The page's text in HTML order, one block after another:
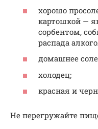
хорошо
картошкой —
сорбентом,
распада
домашнее
холодец;
красная и
Не перегружайте